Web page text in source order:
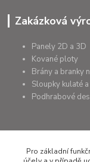
Zakázková
Panely 2D a 3D
Kované ploty
Brány a branky
Sloupky kulaté
Podhrabové
+420 607 075
Pro základní